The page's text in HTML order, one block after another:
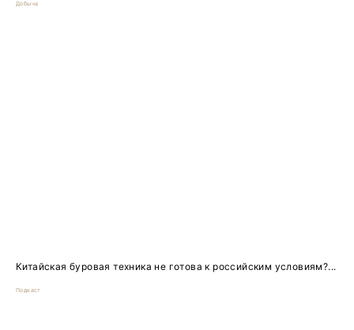
Добыча
Китайская буровая техника не готова к российским условиям?...
Подкаст